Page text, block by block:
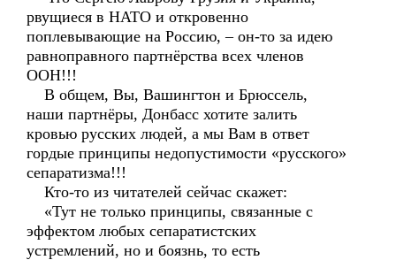
рвущиеся в НАТО и откровенно
поплевывающие на Россию, – он-то за идею
равноправного партнёрства всех членов
ООН!!!
В общем, Вы, Вашингтон и Брюссель,
наши партнёры, Донбасс хотите залить
кровью русских людей, а мы Вам в ответ
гордые принципы недопустимости «русского»
сепаратизма!!!
Кто-то из читателей сейчас скажет:
«Тут не только принципы, связанные с
эффектом любых сепаратистских
устремлений, но и боязнь, то есть